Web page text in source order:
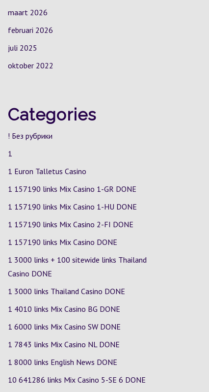
maart 2026
februari 2026
juli 2025
oktober 2022
Categories
! Без рубрики
1
1 Euron Talletus Casino
1 157190 links Mix Casino 1-GR DONE
1 157190 links Mix Casino 1-HU DONE
1 157190 links Mix Casino 2-FI DONE
1 157190 links Mix Casino DONE
1 3000 links + 100 sitewide links Thailand
Casino DONE
1 3000 links Thailand Casino DONE
1 4010 links Mix Casino BG DONE
1 6000 links Mix Casino SW DONE
1 7843 links Mix Casino NL DONE
1 8000 links English News DONE
10 641286 links Mix Casino 5-SE 6 DONE